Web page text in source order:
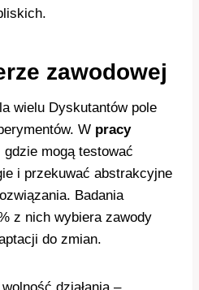
zawodowej
wielu Dyskutantów pole
W pracy
mogą testować
i przekuwać abstrakcyjne
Badania
z nich wybiera zawody
do zmian.